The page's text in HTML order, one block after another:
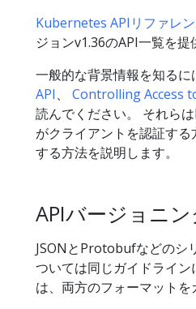
Kubernetes APIリファレ
ジョンv1.36のAPI一覧を提
一般的な背景情報を知るに
API、 Controlling Access
読んでください。 それら
がクライアントを認証す
する方法を説明します。
APIバージョニ
JSONとProtobufなどのシ
ついては同じガイドライ
は、両方のフォーマットを